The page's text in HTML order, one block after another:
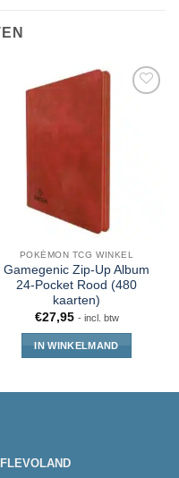
POKÉMON TCG WINKEL
Gamegenic Zip-Up Album
24-Pocket Rood (480
kaarten)
€27,95 - incl. btw
IN WINKELMAND